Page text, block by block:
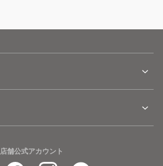
店舗公式アカウント